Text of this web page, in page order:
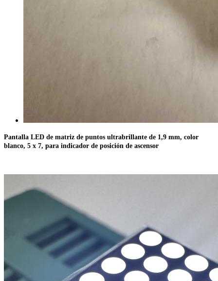
Pantalla LED de matriz de puntos ultrabrillante de 1,9 mm, color
blanco, 5 x 7, para indicador de posición de ascensor